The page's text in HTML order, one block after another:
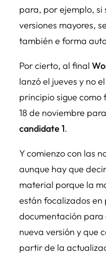
para, por ejemplo, si
versiones mayores,
también e forma
Por cierto, al final
lanzó el jueves y no
principio sigue como
18 de noviembre para
candidate 1.
Y comienzo con las
aunque hay que
material porque la
están focalizados
documentación
nueva versión y que
partir de la